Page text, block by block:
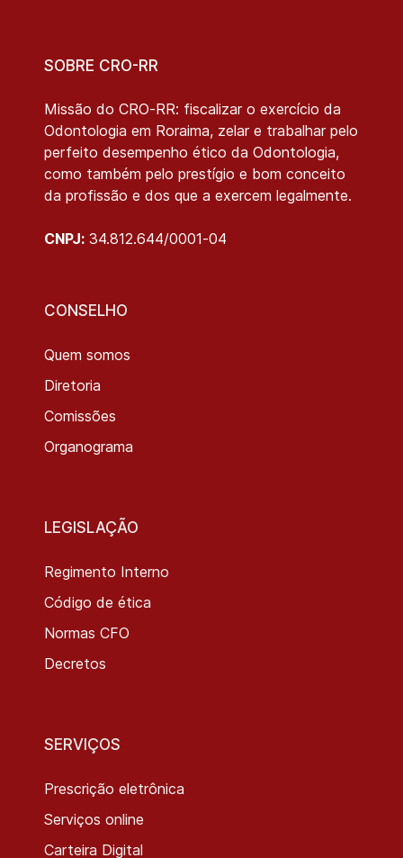
SOBRE CRO-RR
Missão do CRO-RR: fiscalizar o exercício da
Odontologia em Roraima, zelar e trabalhar pelo
perfeito desempenho ético da Odontologia,
como também pelo prestígio e bom conceito
da profissão e dos que a exercem legalmente.
CNPJ: 34.812.644/0001-04
CONSELHO
Quem somos
Diretoria
Comissões
Organograma
LEGISLAÇÃO
Regimento Interno
Código de ética
Normas CFO
Decretos
SERVIÇOS
Prescrição eletrônica
Serviços online
Carteira Digital